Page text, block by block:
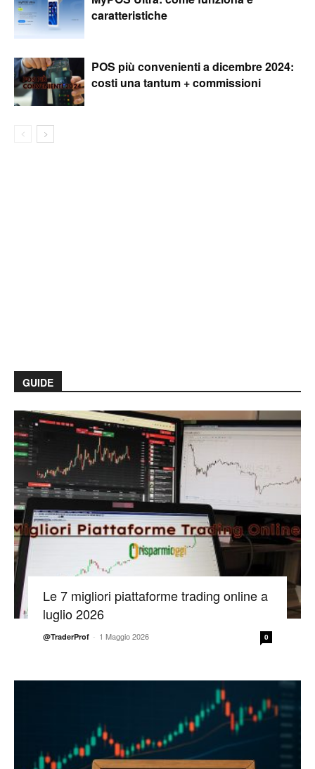
caratteristiche
POS più convenienti a dicembre 2024:
costi una tantum + commissioni
GUIDE
Le 7 migliori piattaforme trading online a
luglio 2026
@TraderProf - 1 Maggio 2026 0